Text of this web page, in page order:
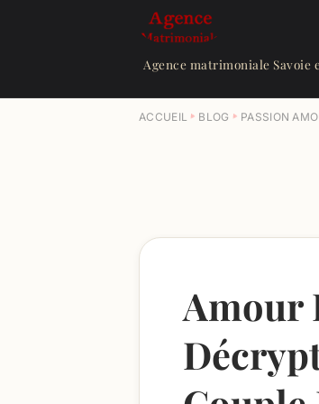
Agence matrimoniale Savoie
ACCUEIL BLOG PASSION
Amour